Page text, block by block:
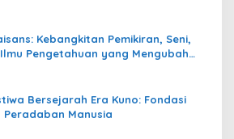
Kebangkitan Pemikiran, Seni,
Pengetahuan yang Mengubah
Bersejarah Era Kuno: Fondasi
Peradaban Manusia